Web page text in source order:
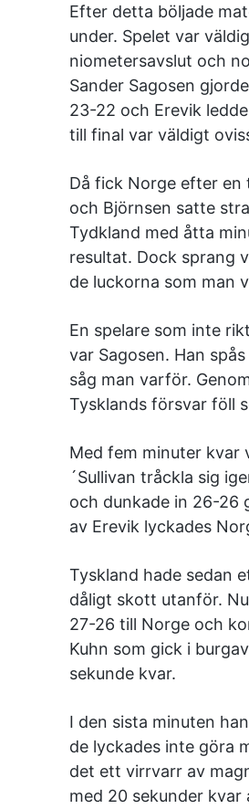
Efter detta böljade
under. Spelet var
niometersavslut och
Sander Sagosen
23-22 och Erevik
till final var väldigt
Då fick Norge efter en
och Björnsen satte
Tydkland med åtta
resultat. Dock sprang
de luckorna som man
En spelare som inte
var Sagosen. Han
såg man varför.
Tysklands försvar föll
Med fem minuter kvar
´Sullivan tråckla sig
och dunkade in 26-26
av Erevik lyckades
Tyskland hade sedan
dåligt skott utanför.
27-26 till Norge och
Kuhn som gick i
sekunde kvar.
I den sista minuten
de lyckades inte göra
det ett virrvarr av
med 20 sekunder